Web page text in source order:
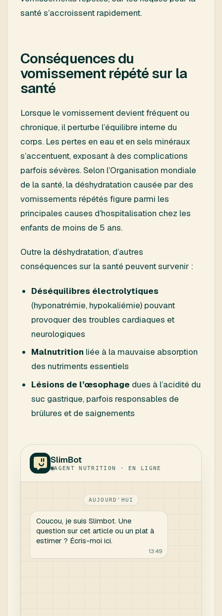
santé s’accroissent rapidement.
Conséquences du
vomissement répété sur la
santé
Lorsque le vomissement devient fréquent ou
chronique, il perturbe l’équilibre interne du
corps. Les pertes en eau et en sels minéraux
s’accentuent, exposant à des complications
parfois sévères. Selon l’Organisation mondiale
de la santé, la déshydratation causée par des
vomissements répétés figure parmi les
principales causes d’hospitalisation chez les
enfants de moins de 5 ans.
Outre la déshydratation, d’autres
conséquences sur la santé peuvent survenir :
Déséquilibres électrolytiques
(hyponatrémie, hypokaliémie) pouvant
provoquer des troubles cardiaques et
neurologiques
Malnutrition liée à la mauvaise absorption
des nutriments essentiels
Lésions de l’œsophage dues à l’acidité du
suc gastrique, parfois responsables de
brûlures et de saignements